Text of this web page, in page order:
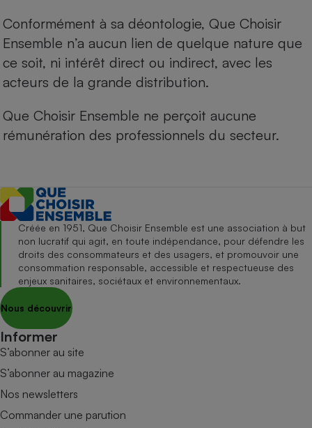
Conformément à sa déontologie, Que Choisir
Ensemble n’a aucun lien de quelque nature que
ce soit, ni intérêt direct ou indirect, avec les
acteurs de la grande distribution.
Que Choisir Ensemble ne perçoit aucune
rémunération des professionnels du secteur.
Créée en 1951, Que Choisir Ensemble est une association à but
non lucratif qui agit, en toute indépendance, pour défendre les
droits des consommateurs et des usagers, et promouvoir une
consommation responsable, accessible et respectueuse des
enjeux sanitaires, sociétaux et environnementaux.
Nous découvrir
Informer
S’abonner au site
S’abonner au magazine
Nos newsletters
Commander une parution